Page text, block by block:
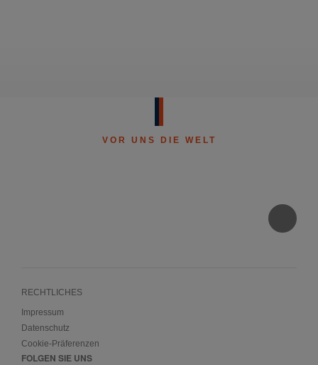
VOR UNS DIE WELT
RECHTLICHES
Impressum
Datenschutz
Cookie-Präferenzen
FOLGEN SIE UNS